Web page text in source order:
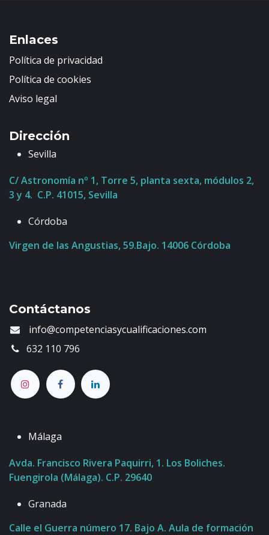
Enlaces
Política de privacidad
Política de cookies
Aviso legal
Dirección
Sevilla
C/ Astronomía nº 1, Torre 5, planta sexta, módulos 2,
3 y 4. C.P. 41015, Sevilla
Córdoba
Virgen de las Angustias, 59.Bajo. 14006 Córdoba
Contáctanos
info@competenciasycualificaciones.com
632 110 796
Málaga
Avda. Francisco Rivera Paquirri, 1. Los Boliches.
Fuengirola (Málaga). C.P. 29640
Granada
Calle el Guerra número 17. Bajo A. Aula de formación